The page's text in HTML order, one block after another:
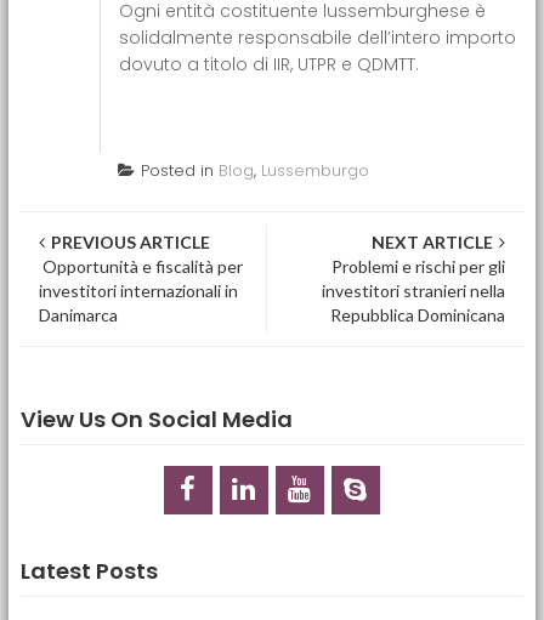
Ogni entità costituente lussemburghese è
solidalmente responsabile dell’intero importo
dovuto a titolo di IIR, UTPR e QDMTT.
Posted in Blog, Lussemburgo
Post navigation
PREVIOUS ARTICLE
Opportunità e fiscalità per
investitori internazionali in
Danimarca
NEXT ARTICLE
Problemi e rischi per gli
investitori stranieri nella
Repubblica Dominicana
View Us On Social Media
Latest Posts